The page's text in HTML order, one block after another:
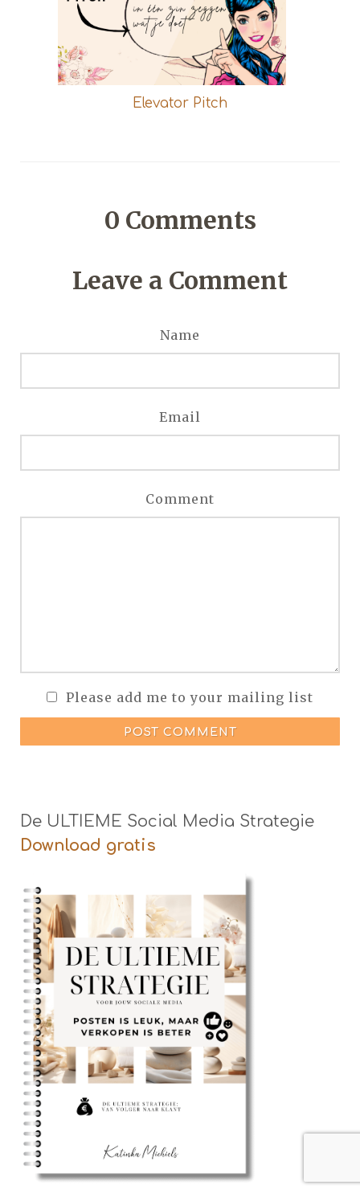
Elevator Pitch
0 Comments
Leave a Comment
Name
Email
Comment
Please add me to your mailing list
POST COMMENT
De ULTIEME Social Media Strategie
Download gratis